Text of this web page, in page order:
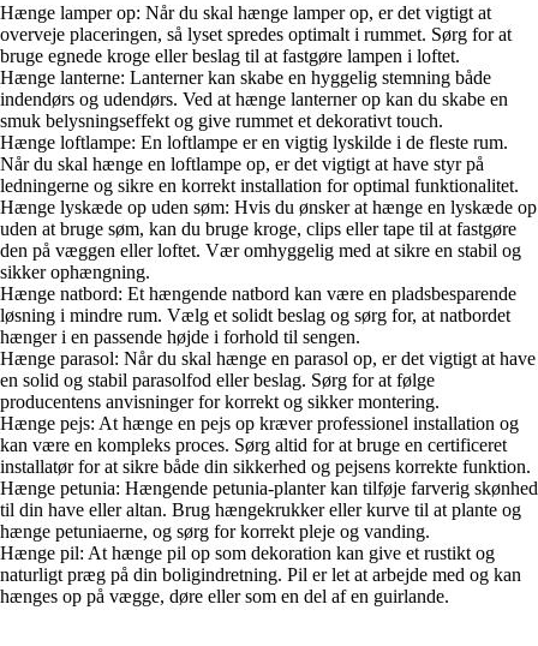
Hænge lamper op: Når du skal hænge lamper op, er det vigtigt at
overveje placeringen, så lyset spredes optimalt i rummet. Sørg for at
bruge egnede kroge eller beslag til at fastgøre lampen i loftet.
Hænge lanterne: Lanterner kan skabe en hyggelig stemning både
indendørs og udendørs. Ved at hænge lanterner op kan du skabe en
smuk belysningseffekt og give rummet et dekorativt touch.
Hænge loftlampe: En loftlampe er en vigtig lyskilde i de fleste rum.
Når du skal hænge en loftlampe op, er det vigtigt at have styr på
ledningerne og sikre en korrekt installation for optimal funktionalitet.
Hænge lyskæde op uden søm: Hvis du ønsker at hænge en lyskæde op
uden at bruge søm, kan du bruge kroge, clips eller tape til at fastgøre
den på væggen eller loftet. Vær omhyggelig med at sikre en stabil og
sikker ophængning.
Hænge natbord: Et hængende natbord kan være en pladsbesparende
løsning i mindre rum. Vælg et solidt beslag og sørg for, at natbordet
hænger i en passende højde i forhold til sengen.
Hænge parasol: Når du skal hænge en parasol op, er det vigtigt at have
en solid og stabil parasolfod eller beslag. Sørg for at følge
producentens anvisninger for korrekt og sikker montering.
Hænge pejs: At hænge en pejs op kræver professionel installation og
kan være en kompleks proces. Sørg altid for at bruge en certificeret
installatør for at sikre både din sikkerhed og pejsens korrekte funktion.
Hænge petunia: Hængende petunia-planter kan tilføje farverig skønhed
til din have eller altan. Brug hængekrukker eller kurve til at plante og
hænge petuniaerne, og sørg for korrekt pleje og vanding.
Hænge pil: At hænge pil op som dekoration kan give et rustikt og
naturligt præg på din boligindretning. Pil er let at arbejde med og kan
hænges op på vægge, døre eller som en del af en guirlande.